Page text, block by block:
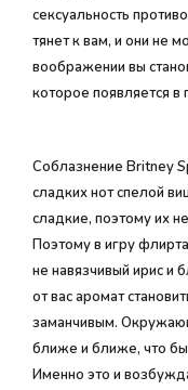
сексуальность
тянет к вам, и они не
воображении вы
которое появляется в
Соблазнение Britney
сладких нот спелой
сладкие, поэтому их
Поэтому в игру
не навязчивый ирис и
от вас аромат
заманчивым.
ближе и ближе, что бы
Именно это и